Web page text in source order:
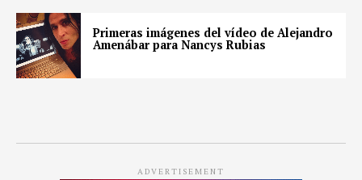
Primeras imágenes del vídeo de Alejandro
Amenábar para Nancys Rubias
ADVERTISEMENT